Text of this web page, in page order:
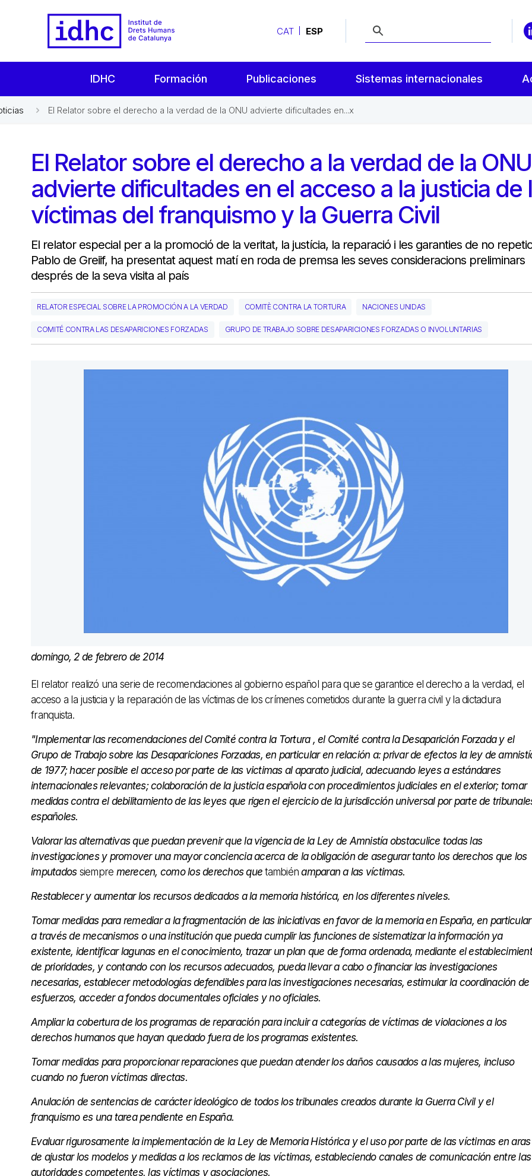
CAT ESP
IDHC Formación Publicaciones Sistemas internacionales
El Relator sobre el derecho a la verdad de la ONU advierte dificultades en...x
El Relator sobre el derecho a la verdad de la ONU
advierte dificultades en el acceso a la justicia de
víctimas del franquismo y la Guerra Civil
El relator especial per a la promoció de la veritat, la justícia, la reparació i les garanties de no
Pablo de Greiif, ha presentat aquest matí en roda de premsa les seves consideracions preliminars
després de la seva visita al país
RELATOR ESPECIAL SOBRE LA PROMOCIÓN A LA VERDAD COMITÈ CONTRA LA TORTURA NACIONES UNIDAS
COMITÉ CONTRA LAS DESAPARICIONES FORZADAS GRUPO DE TRABAJO SOBRE DESAPARICIONES FORZADAS O INVOLUNTARIAS
domingo, 2 de febrero de 2014
El relator realizó una serie de recomendaciones al gobierno español para que se garantice el derecho a la verdad, el
acceso a la justicia y la reparación de las víctimas de los crímenes cometidos durante la guerra civil y la dictadura
franquista.
"Implementar las recomendaciones del Comité contra la Tortura , el Comité contra la Desaparición Forzada y el
Grupo de Trabajo sobre las Desapariciones Forzadas, en particular en relación a: privar de efectos la ley de
de 1977; hacer posible el acceso por parte de las victimas al aparato judicial, adecuando leyes a estándares
internacionales relevantes; colaboración de la justicia española con procedimientos judiciales en el exterior; tomar
medidas contra el debilitamiento de las leyes que rigen el ejercicio de la jurisdicción universal por parte de
españoles.
Valorar las alternativas que puedan prevenir que la vigencia de la Ley de Amnistía obstaculice todas las
investigaciones y promover una mayor conciencia acerca de la obligación de asegurar tanto los derechos que los
imputados siempre merecen, como los derechos quetambiénamparan a las víctimas.
Restablecer y aumentar los recursos dedicados a la memoria histórica, en los diferentes niveles.
Tomar medidas para remediar a la fragmentación de las iniciativas en favor de la memoria en España, en particular
a través de mecanismos o una institución que pueda cumplir las funciones de sistematizar la información ya
existente, identificar lagunas en el conocimiento, trazar un plan que de forma ordenada, mediante el
de prioridades, y contando con los recursos adecuados, pueda llevar a cabo o financiar las investigaciones
necesarias, establecer metodologías defendibles para las investigaciones necesarias, estimular la coordinación de
esfuerzos, acceder a fondos documentales oficiales y no oficiales.
Ampliar la cobertura de los programas de reparación para incluir a categorías de víctimas de violaciones a los
derechos humanos que hayan quedado fuera de los programas existentes.
Tomar medidas para proporcionar reparaciones que puedan atender los daños causados a las mujeres, incluso
cuando no fueron víctimas directas.
Anulación de sentencias de carácter ideológico de todos los tribunales creados durante la Guerra Civil y el
franquismo es una tarea pendiente en España.
Evaluar rigurosamente la implementación de la Ley de Memoria Histórica y el uso por parte de las víctimas en aras
de ajustar los modelos y medidas a los reclamos de las víctimas, estableciendo canales de comunicación entre las
autoridades competentes, las víctimas y asociaciones.